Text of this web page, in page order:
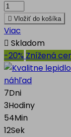
 Vložiť do košíka
Viac
 Skladom
-20% Znížená
náhľad
7Dni
3Hodiny
54Min
12Sek